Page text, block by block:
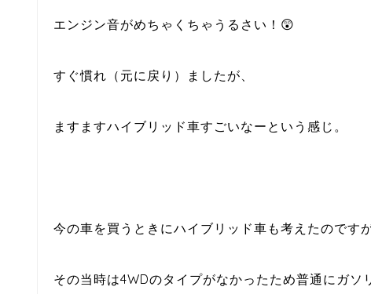
エンジン音がめちゃくちゃうるさい！😲
すぐ慣れ（元に戻り）ましたが、
ますますハイブリッド車すごいなーという感じ。
今の車を買うときにハイブリッド車も考えたのですが
その当時は4WDのタイプがなかったため普通にガソ